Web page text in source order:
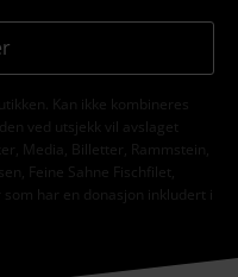
Kan ikke kombineres
ved utsjekk vil avslaget
Media, Billetter, Rammstein,
Feine Sahne Fischfilet,
som har en donasjon inkludert i